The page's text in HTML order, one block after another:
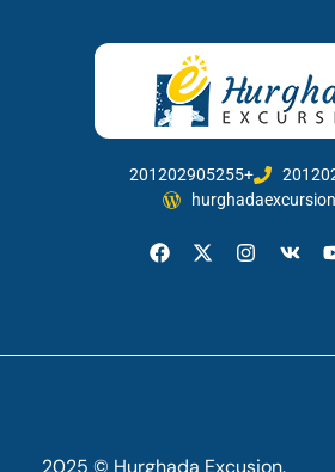
201202905255+
2025 © Hurghada Excusion.